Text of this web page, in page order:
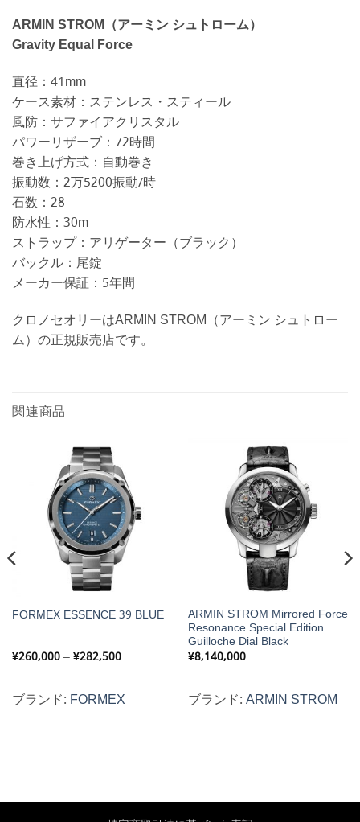
ARMIN STROM（アーミン シュトローム）
Gravity Equal Force
直径：41mm
ケース素材：ステンレス・スティール
風防：サファイアクリスタル
パワーリザーブ：72時間
巻き上げ方式：自動巻き
振動数：2万5200振動/時
石数：28
防水性：30m
ストラップ：アリゲーター（ブラック）
バックル：尾錠
メーカー保証：5年間
クロノセオリーはARMIN STROM（アーミン シュトロー
ム）の正規販売店です。
関連商品
FORMEX ESSENCE 39 BLUE
¥260,000–¥282,500価
–
¥282,500
ブランド: FORMEX
ARMIN STROM Mirrored Force
Resonance Special Edition
Guilloche Dial Black
¥8,140,000
ブランド:ARMIN STROM